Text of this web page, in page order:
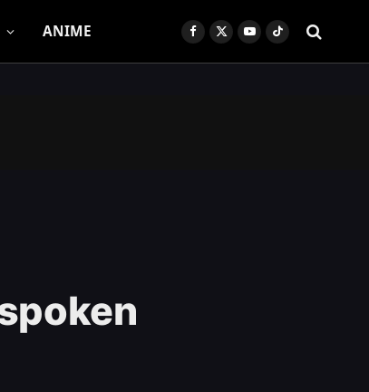
ANIME Facebook
X
YouTubeTikTok